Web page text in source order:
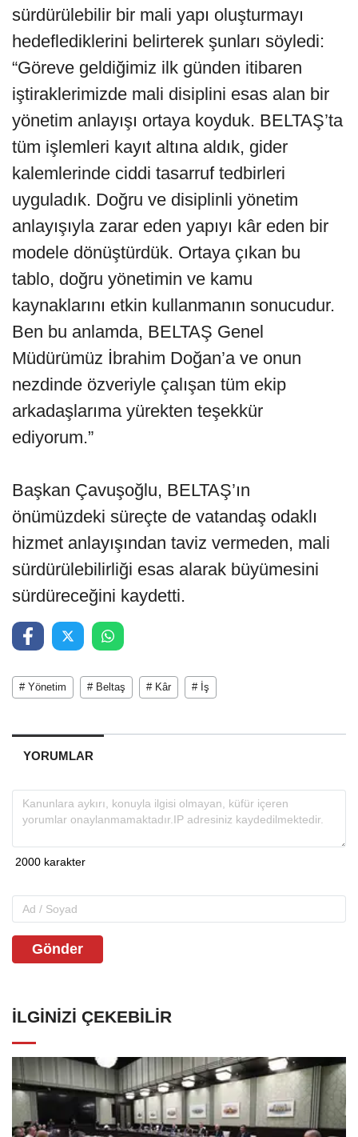
sürdürülebilir bir mali yapı oluşturmayı
hedeflediklerini belirterek şunları söyledi:
“Göreve geldiğimiz ilk günden itibaren
iştiraklerimizde mali disiplini esas alan bir
yönetim anlayışı ortaya koyduk. BELTAŞ’ta
tüm işlemleri kayıt altına aldık, gider
kalemlerinde ciddi tasarruf tedbirleri
uyguladık. Doğru ve disiplinli yönetim
anlayışıyla zarar eden yapıyı kâr eden bir
modele dönüştürdük. Ortaya çıkan bu
tablo, doğru yönetimin ve kamu
kaynaklarını etkin kullanmanın sonucudur.
Ben bu anlamda, BELTAŞ Genel
Müdürümüz İbrahim Doğan’a ve onun
nezdinde özveriyle çalışan tüm ekip
arkadaşlarıma yürekten teşekkür
ediyorum.”
Başkan Çavuşoğlu, BELTAŞ’ın
önümüzdeki süreçte de vatandaş odaklı
hizmet anlayışından taviz vermeden, mali
sürdürülebilirliği esas alarak büyümesini
sürdüreceğini kaydetti.
# Yönetim # Beltaş # Kâr # İş
YORUMLAR
Gönder
İLGINIZI ÇEKEBILIR